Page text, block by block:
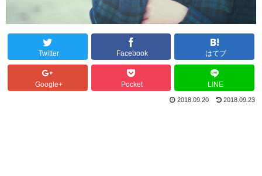
Twitter Facebook はてブ
Google+ Pocket LINE
2018.09.20 2018.09.23